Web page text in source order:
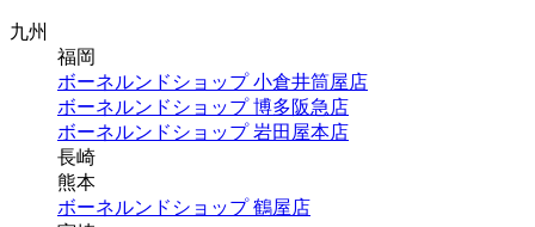
九州
福岡
ボーネルンドショップ 小倉井筒屋店
ボーネルンドショップ 博多阪急店
ボーネルンドショップ 岩田屋本店
長崎
熊本
ボーネルンドショップ 鶴屋店